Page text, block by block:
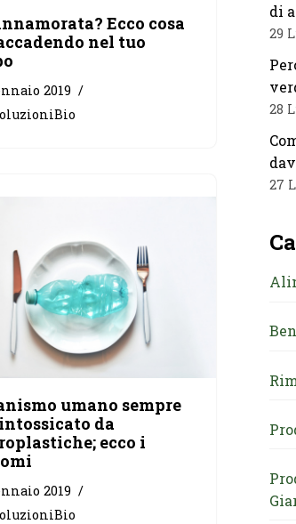
Ecco cosa
nel tuo
2019
umano sempre
da
ecco i
2019
di
29
28
27